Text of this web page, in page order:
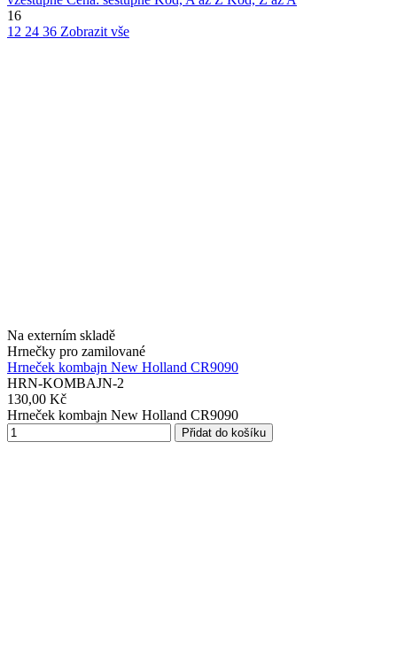
16
12 24 36 Zobrazit vše
Na externím skladě
Hrnečky pro zamilované
Hrneček kombajn New Holland CR9090
HRN-KOMBAJN-2
130,00 Kč
Hrneček kombajn New Holland CR9090
Přidat do košíku